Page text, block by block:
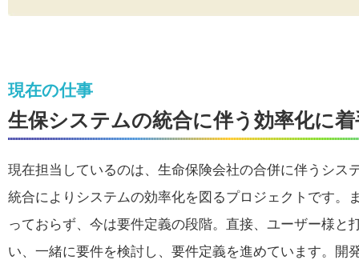
現在の仕事
生保システムの統合に伴う効率化に着
現在担当しているのは、生命保険会社の合併に伴うシス
統合によりシステムの効率化を図るプロジェクトです。
っておらず、今は要件定義の段階。直接、ユーザー様と
い、一緒に要件を検討し、要件定義を進めています。開